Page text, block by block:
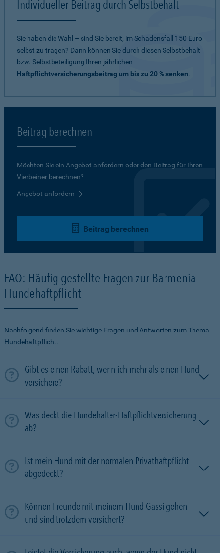
Individueller Beitrag durch Selbstbehalt
Sie haben die Wahl – sind Sie bereit, im Schadensfall 150 Euro
selbst zu tragen? Dann können Sie durch diesen Selbstbehalt
bzw. Selbstbeteiligung Ihren jährlichen
Haftpflichtversicherungsbeitrag um bis zu 20 % senken.
Beitrag berechnen
Möchten Sie ein Angebot anfordern oder den Beitrag für Ihren
Vierbeiner berechnen?
Angebot anfordern
Beitrag berechnen
FAQ: Häufig gestellte Fragen zur Barmenia
Hundehaftpflicht
Nachfolgend finden Sie wichtige Fragen und Antworten zum Thema
Hundehaftpflicht.
Gibt es einen Rabatt, wenn ich mehr als einen Hund
versichere?
Was deckt die Hundehalter-Haftpflichtversicherung
ab?
Ist mein Hund mit der normalen Privathaftpflicht
abgedeckt?
Können Freunde mit meinem Hund Gassi gehen
und sind trotzdem versichert?